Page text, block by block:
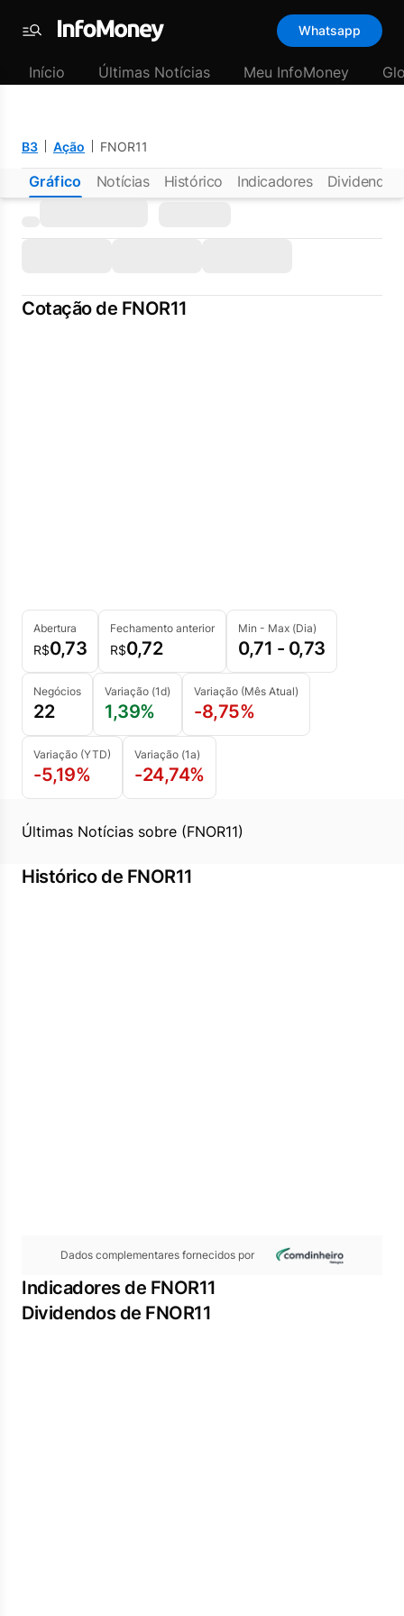
Menu
Whatsapp
Início Últimas Notícias Meu InfoMoney
B3 Ação FNOR11
Gráfico Notícias Histórico Indicadores Dividendos
Cotação de FNOR11
Abertura
R$0,73
Fechamento anterior
R$0,72
Min - Max (Dia)
0,71 - 0,73
Negócios
22
Variação (1d)
1,39%
Variação (Mês Atual)
-8,75%
Variação (YTD)
-5,19%
Variação (1a)
-24,74%
Últimas Notícias sobre (FNOR11)
Histórico de FNOR11
Dados complementares fornecidos por
Indicadores de FNOR11
Dividendos de FNOR11